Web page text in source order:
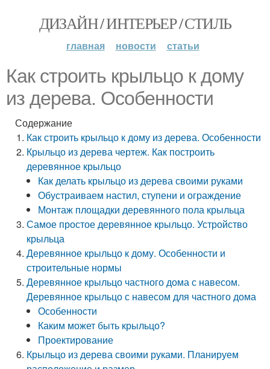
ДИЗАЙН / ИНТЕРЬЕР / СТИЛЬ
главная новости статьи
Как строить крыльцо к дому
из дерева. Особенности
Содержание
Как строить крыльцо к дому из дерева. Особенности
Крыльцо из дерева чертеж. Как построить
деревянное крыльцо
Как делать крыльцо из дерева своими руками
Обустраиваем настил, ступени и ограждение
Монтаж площадки деревянного пола крыльца
Самое простое деревянное крыльцо. Устройство
крыльца
Деревянное крыльцо к дому. Особенности и
строительные нормы
Деревянное крыльцо частного дома с навесом.
Деревянное крыльцо с навесом для частного дома
Особенности
Каким может быть крыльцо?
Проектирование
Крыльцо из дерева своими руками. Планируем